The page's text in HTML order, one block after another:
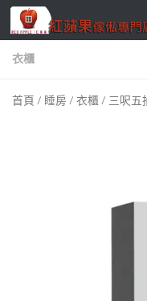
Skip to content
衣櫃
首頁 / 睡房 / 衣櫃 / 三呎五